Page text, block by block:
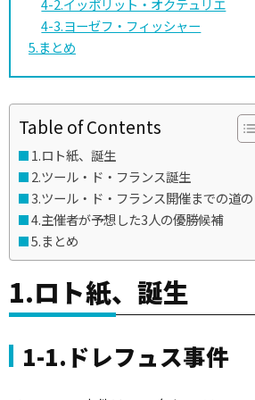
4-2.イッポリット・オクテュリエ
4-3.ヨーゼフ・フィッシャー
5.まとめ
Table of Contents
1.ロト紙、誕生
2.ツール・ド・フランス誕生
3.ツール・ド・フランス開催までの道
4.主催者が予想した3人の優勝候補
5.まとめ
1.ロト紙、誕生
1-1.ドレフュス事件